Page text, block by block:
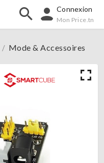
Connexion
Mon Price.tn
/ Mode & Accessoires